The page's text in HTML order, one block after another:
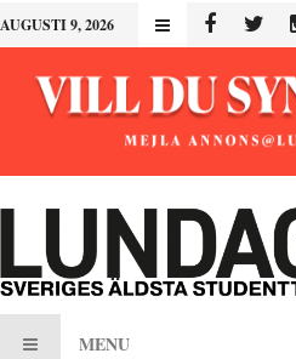
AUGUSTI 9, 2026
MENU